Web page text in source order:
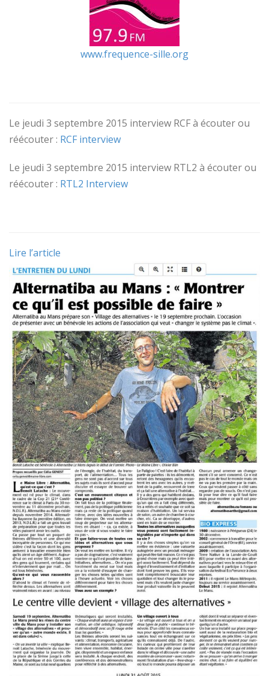
www.frequence-sille.org
Le jeudi 3 septembre 2015 interview RCF à écouter ou
réécouter : RCF interview
Le jeudi 3 septembre 2015 interview RTL2 à écouter ou
réécouter : RTL2 Interview
Lire l’article